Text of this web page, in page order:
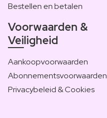
Bestellen en betalen
Voorwaarden &
Veiligheid
Aankoopvoorwaarden
Abonnementsvoorwaarden
Privacybeleid & Cookies